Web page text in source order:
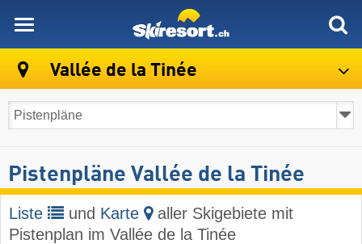
Vallée de la Tinée
Pistenpläne Vallée de la Tinée
Liste und Karte
aller Skigebiete mit
Pistenplan im Vallée de la Tinée